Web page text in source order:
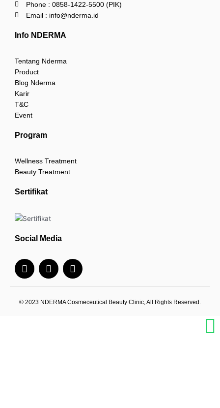
Phone : 0858-1422-5500 (PIK)
Email : info@nderma.id
Info NDERMA
Tentang Nderma
Product
Blog Nderma
Karir
T&C
Event
Program
Wellness Treatment
Beauty Treatment
Sertifikat
Social Media
I
n
s
a
F
a
c
b
Y
o
u
u
© 2023 NDERMA Cosmeceutical Beauty Clinic, All Rights Reserved.